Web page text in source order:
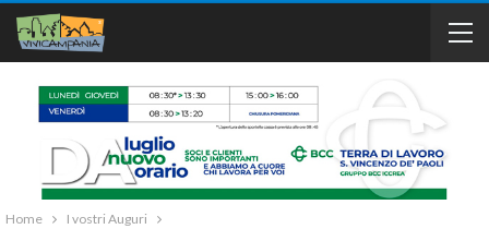
Home I vostri Auguri